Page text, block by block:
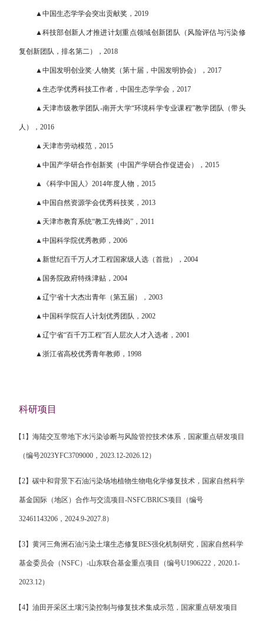
▲中国生态学学会突出贡献奖，2019
▲科技部创新人才推进计划重点领域创新团队（风险评估与污染修
复创新团队，排名第二），2018
▲中国发明创业奖·人物奖（第十届，中国发明协会），2017
▲生态学优秀科技工作者，中国生态学学会，2017
▲天津市级教学团队-南开大学“环境科学专业课程”教学团队（带头
人），2016
▲天津市劳动模范，2015
▲中国产学研合作创新奖（中国产学研合作促进会），2015
▲《科学中国人》2014年度人物，2015
▲中国自然资源学会优秀科技奖，2013
▲天津市教育系统“教工先锋岗”，2011
▲中国科学院优秀教师，2006
▲新世纪百千万人才工程国家级人选（首批），2004
▲国务院政府特殊津贴，2004
▲辽宁省十大杰出青年（第五届），2003
▲中国科学院百人计划优秀团队，2002
▲辽宁省“百千万工程”百人层次人才入选者，2001
▲浙江省高校优秀青年教师，1998
科研项目
【 1 】 海陆交互带地下水污染诊断与风险管控技术体系，国家重点研发项目
（编号2023YFC3709000， 2023.12-2026.12）
【2】 碳中和背景下石油污染场地植物生物电化学修复技术，国家自然科学
基金国际（地区）合作与交流项目 -NSFC/BRICS项目（编号
32461143206， 2024.9-2027.8）
【3】 黄河三角洲石油污染土壤生态修复BES强化机制研究， 国家自然科学
基金委员会（NSFC） -山东联合基金重点项目（编号U1906222， 2020.1-
2023.12）
【4】 油田开采区土壤污染控制与修复技术集成示范， 国家重点研发项目